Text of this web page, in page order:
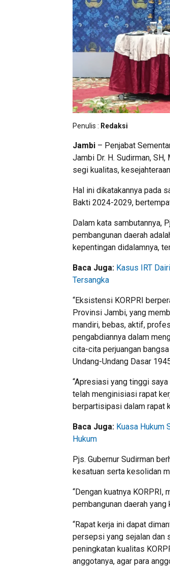
Penulis : Redaksi
Jambi – Penjabat
Jambi Dr. H. Sudirman,
segi kualitas,
Hal ini dikatakannya pada
Bakti 2024-2029,
Dalam kata sambutannya,
pembangunan daerah
kepentingan didalamnya,
Baca Juga: Kasus IRT
Tersangka
“Eksistensi KORPRI
Provinsi Jambi, yang
mandiri, bebas, aktif,
pengabdiannya dalam
cita-cita perjuangan
Undang-Undang Dasar
“Apresiasi yang tinggi
telah menginisiasi rapat
berpartisipasi dalam rapat
Baca Juga: Kuasa Hukum
Hukum
Pjs. Gubernur Sudirman
kesatuan serta kesolidan
“Dengan kuatnya
pembangunan daerah yang
“Rapat kerja ini dapat
persepsi yang sejalan dan
peningkatan kualitas
anggotanya, agar para